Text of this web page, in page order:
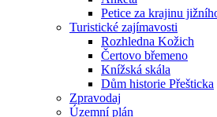
Petice za krajinu
Turistické zajímavosti
Rozhledna Kožich
Čertovo břemeno
Knížská skála
Dům historie Přešticka
Zpravodaj
Územní plán